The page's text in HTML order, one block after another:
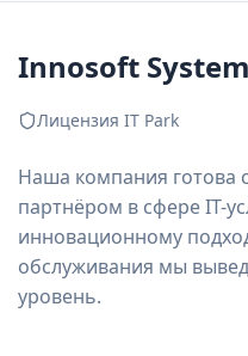
Innosoft
Лицензия IT Park
Наша компания
партнёром в сфере IT-
инновационному
обслуживания мы
уровень.